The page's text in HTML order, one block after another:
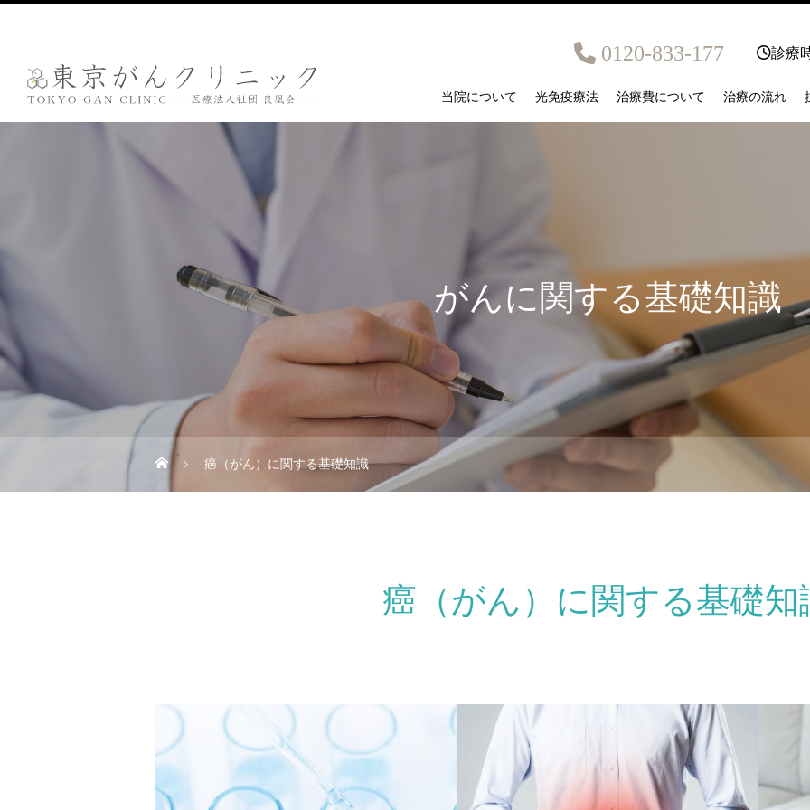
0120-833-177 診療
当院について 光免疫療法 治療費について 治療の流れ
がんに関する基礎知識
癌（がん）に関する基礎知識
癌（がん）に関する基礎知